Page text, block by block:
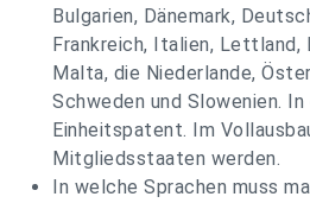
Bulgarien, Dänemark,
Frankreich, Italien, Lettland,
Malta, die Niederlande,
Schweden und Slowenien.
Einheitspatent. Im
Mitgliedsstaaten werden.
In welche Sprachen muss